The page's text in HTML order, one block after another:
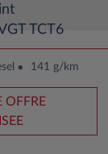
TCT6
141 g/km
OFFRE